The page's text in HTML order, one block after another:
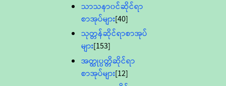
သာသနာ၀င်ဆိုင်ရာ
စာအုပ်များ[40]
သုတ္တန်ဆိုင်ရာစာအုပ်
များ[153]
အတ္ထုပ္ပတ္တိဆိုင်ရာ
စာအုပ်များ[12]